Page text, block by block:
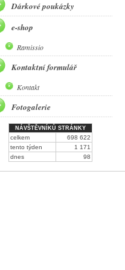
Dárkové poukázky
e-shop
Ramissio
Kontaktní formulář
Kontakt
Fotogalerie
NÁVŠTĚVNÍKŮ STRÁNKY
celkem
698 622
tento týden
1 171
dnes
98